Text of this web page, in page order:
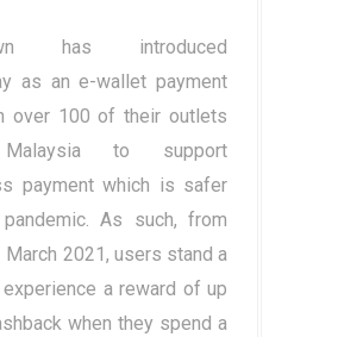
has introduced
as an e-wallet payment
over 100 of their outlets
to support
payment which is safer
As such, from
2021, users stand a
a reward of up
when they spend a